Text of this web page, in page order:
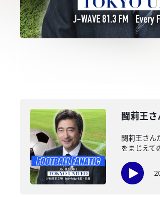
闘莉王
闘莉王さ
をまじえて